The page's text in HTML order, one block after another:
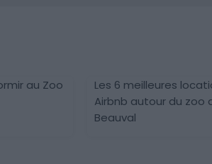
au Zoo
Les 6 meilleures
Airbnb autour du zoo
Beauval